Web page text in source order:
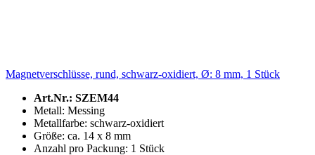
Magnetverschlüsse, rund, schwarz-oxidiert, Ø: 8 mm, 1 Stück
Art.Nr.: SZEM44
Metall: Messing
Metallfarbe: schwarz-oxidiert
Größe: ca. 14 x 8 mm
Anzahl pro Packung: 1 Stück